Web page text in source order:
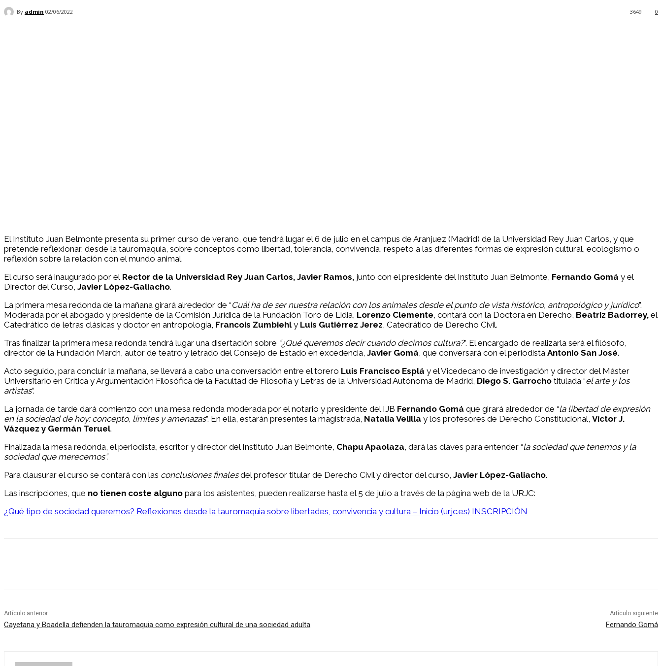
By admin 02/06/2022 0
3649
El Instituto Juan Belmonte presenta su primer curso de verano, que tendrá lugar el 6 de julio en el campus de Aranjuez (Madrid) de la Universidad Rey Juan Carlos, y que
pretende reflexionar, desde la tauromaquia, sobre conceptos como libertad, tolerancia, convivencia, respeto a las diferentes formas de expresión cultural, ecologismo o
reflexión sobre la relación con el mundo animal.
El curso será inaugurado por el Rector de la Universidad Rey Juan Carlos, Javier Ramos, junto con el presidente del Instituto Juan Belmonte, Fernando Gomá y el
Director del Curso, Javier López-Galiacho.
La primera mesa redonda de la mañana girará alrededor de “Cuál ha de ser nuestra relación con los animales desde el punto de vista histórico, antropológico y jurídico”.
Moderada por el abogado y presidente de la Comisión Jurídica de la Fundación Toro de Lidia, Lorenzo Clemente, contará con la Doctora en Derecho, Beatriz Badorrey, el
Catedrático de letras clásicas y doctor en antropología, Francois Zumbiehly Luis Gutiérrez Jerez, Catedrático de Derecho Civil.
Tras finalizar la primera mesa redonda tendrá lugar una disertación sobre “¿Qué queremos decir cuando decimos cultura?”. El encargado de realizarla será el filósofo,
director de la Fundación March, autor de teatro y letrado del Consejo de Estado en excedencia, Javier Gomá, que conversará con el periodista Antonio San José.
Acto seguido, para concluir la mañana, se llevará a cabo una conversación entre el torero Luis Francisco Esplá y el Vicedecano de investigación y director del Máster
Universitario en Crítica y Argumentación Filosófica de la Facultad de Filosofía y Letras de la Universidad Autónoma de Madrid, Diego S. Garrocho titulada “el arte y los
artistas”.
La jornada de tarde dará comienzo con una mesa redonda moderada por el notario y presidente del IJB Fernando Gomá que girará alrededor de “la libertad de expresión
en la sociedad de hoy: concepto, límites y amenazas”. En ella, estarán presentes la magistrada, Natalia Velilla y los profesores de Derecho Constitucional, Víctor J.
Vázquez y Germán Teruel.
Finalizada la mesa redonda, el periodista, escritor y director del Instituto Juan Belmonte, Chapu Apaolaza, dará las claves para entender “la sociedad que tenemos y la
sociedad que merecemos”.
Para clausurar el curso se contará con las conclusiones finalesdel profesor titular de Derecho Civil y director del curso, Javier López-Galiacho.
Las inscripciones, que no tienen coste alguno para los asistentes, pueden realizarse hasta el 5 de julio a través de la página web de la URJC:
¿Qué tipo de sociedad queremos? Reflexiones desde la tauromaquia sobre libertades, convivencia y cultura – Inicio (urjc.es) INSCRIPCIÓN
Artículo anterior
Cayetana y Boadella defienden la tauromaquia como expresión cultural de una sociedad adulta
Artículo siguiente
Fernando Gomá